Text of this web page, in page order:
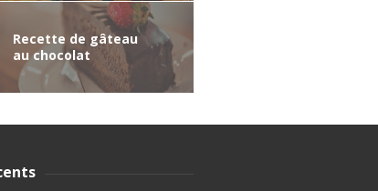
Recette de gâteau
au chocolat